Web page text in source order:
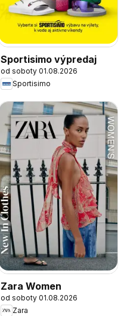
Sportisimo výpredaj
od soboty 01.08.2026
Sportisimo
Zara Women
od soboty 01.08.2026
Zara